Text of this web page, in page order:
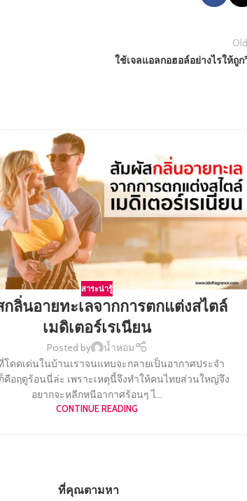
ใช้เจลแอลกอฮอล์อย่างไรให้ถูก
สาระน่ารู้
ลิ่นอายทะเลจากการตกแต่งสไตล์
เมดิเตอร์เรเนียน
Posted by
น้ำหอม
โดดเด่นในบ้านเราจนแทบจะกลายเป็นอากาศประจำ
คือฤดูร้อนนี่ล่ะ เพราะเหตุนี้จึงทำให้คนไทยส่วนใหญ่จึง
อยากจะหลีกหนีอากาศร้อนๆ ไ...
CONTINUE READING
ที่คุณตามหา